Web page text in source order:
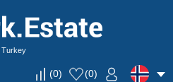
Turkey
(0) (0)